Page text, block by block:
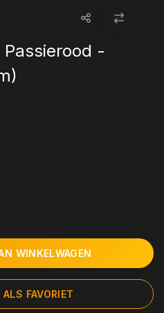
-
WINKELWAGEN
ALS FAVORIET